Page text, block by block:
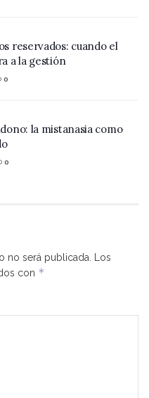
reservados: cuando el
a la gestión
0
la mistanasia como
0
no será publicada. Los
con *